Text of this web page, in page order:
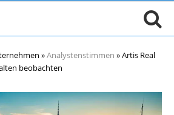
»Analystenstimmen »Artis Real
beobachten